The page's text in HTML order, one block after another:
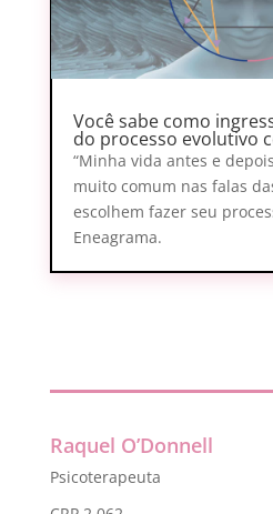
Você sabe como
do processo evolutivo
“Minha vida antes e
muito comum nas falas
escolhem fazer seu
Eneagrama.
Raquel O’Donnell
Psicoterapeuta